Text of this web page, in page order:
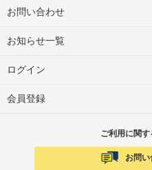
お問い合わせ
お知らせ一覧
ログイン
会員登録
ご利用に関
お問